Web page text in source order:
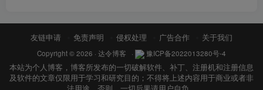
友链申请 免责声明 侵权处理 广告合作 关于我们
Copyright © 2026 · 达令博客 · 豫ICP备2022013280号-4
本站为个人博客，博客所发布的一切破解软件、补丁、注册机和注册信息
及软件的文章仅限用于学习和研究目的；不得将上述内容用于商业或者非